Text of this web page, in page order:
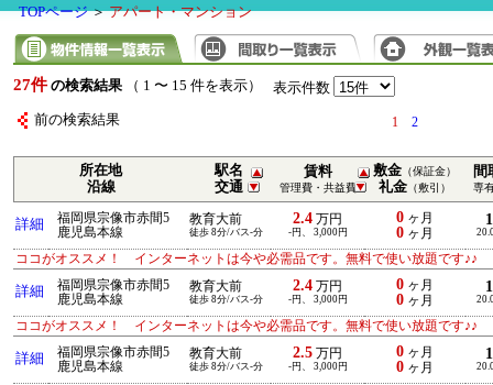
TOPページ＞アパート・マンション
27件 の検索結果 （ 1 〜 15 件を表示） 表示件数
前の検索結果 1 2
所在地
沿線
駅名
交通
賃料
管理費・共益費
敷金 （保証金）
礼金 （敷引）
間
専
詳細
福岡県宗像市赤間5
鹿児島本線
教育大前
徒歩 8分/バス-分
2.4 万円
-円、 3,000円
0 ヶ月
0 ヶ月
ココがオススメ！ インターネットは今や必需品です。無料で使い放題です♪♪
詳細
福岡県宗像市赤間5
鹿児島本線
教育大前
徒歩 8分/バス-分
2.4 万円
-円、 3,000円
0 ヶ月
0 ヶ月
ココがオススメ！ インターネットは今や必需品です。無料で使い放題です♪♪
詳細
福岡県宗像市赤間5
鹿児島本線
教育大前
徒歩 8分/バス-分
2.5 万円
-円、 3,000円
0 ヶ月
0 ヶ月